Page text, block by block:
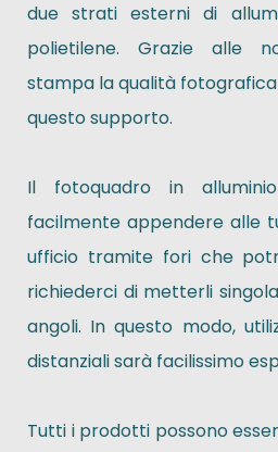
due strati esterni di
polietilene. Grazie alle
stampa la qualità
questo supporto.
Il fotoquadro in
facilmente appendere alle
ufficio tramite fori che
richiederci di metterli
angoli. In questo modo,
distanziali sarà facilissimo
Tutti i prodotti possono